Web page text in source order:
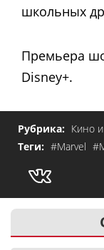
школьных
Премьера
Disney+.
Рубрика: Кино
Теги: #Marvel